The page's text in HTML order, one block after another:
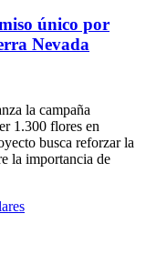
único por
Nevada
la campaña
1.300 flores en
busca reforzar la
la importancia de